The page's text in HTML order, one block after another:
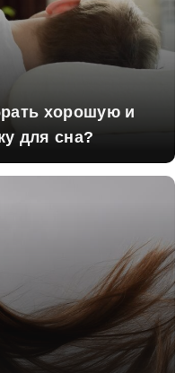
хорошую и
для сна?